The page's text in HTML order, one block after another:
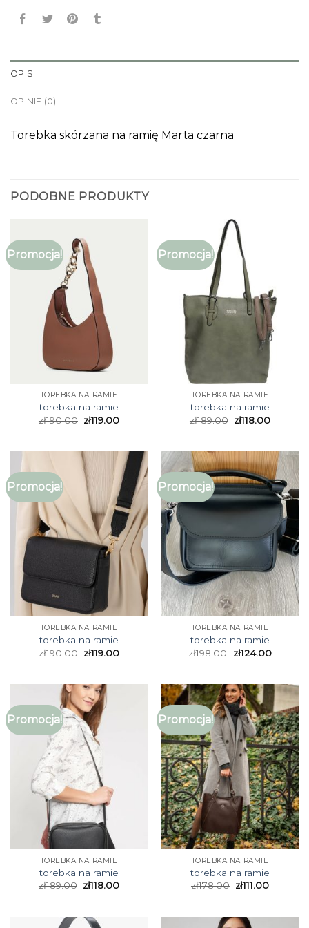
OPIS
OPINIE (0)
Torebka skórzana na ramię Marta czarna
PODOBNE PRODUKTY
Promocja!
TOREBKA NA RAMIE
torebka na ramie
zł190.00 zł119.00
Promocja!
TOREBKA NA RAMIE
torebka na ramie
zł189.00 zł118.00
Promocja!
TOREBKA NA RAMIE
torebka na ramie
zł190.00 zł119.00
Promocja!
TOREBKA NA RAMIE
torebka na ramie
zł198.00 zł124.00
Promocja!
TOREBKA NA RAMIE
torebka na ramie
zł189.00 zł118.00
Promocja!
TOREBKA NA RAMIE
torebka na ramie
zł178.00 zł111.00